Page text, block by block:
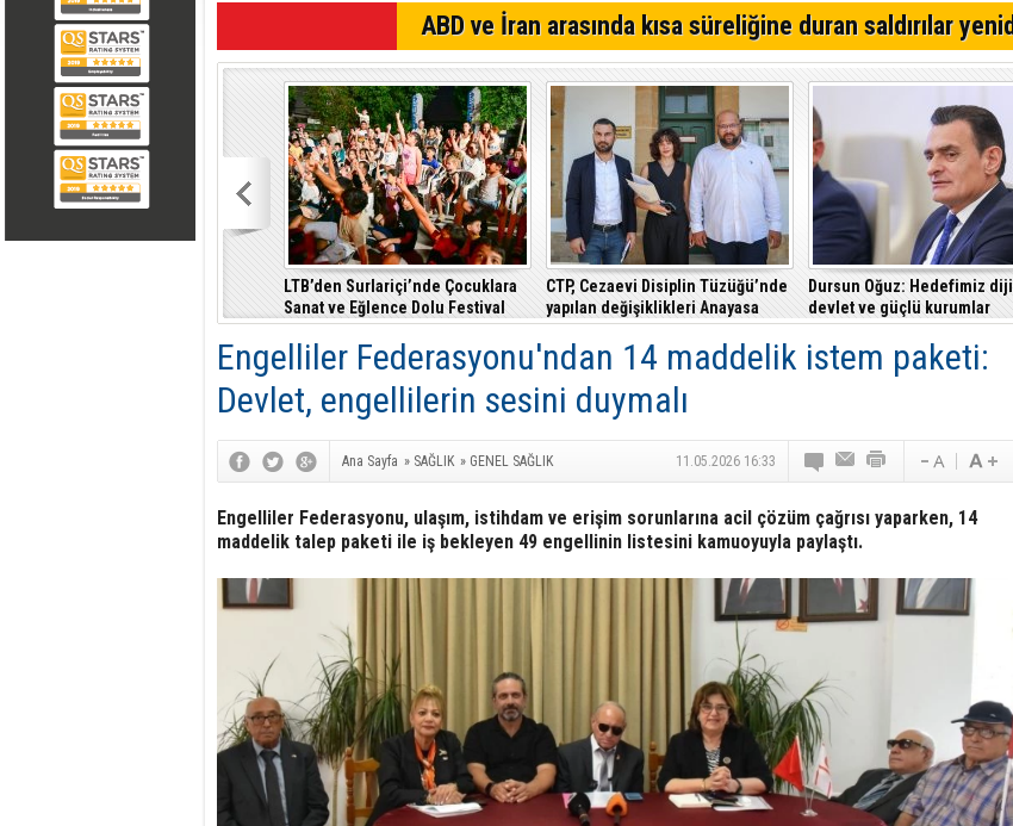
Lefkoşa'da bugün iki saatlik elektrik kesintisi
Mağusa'da kim önde? İşte son anket sonuçları...
ABD ve İran arasında kısa süreliğine duran saldırılar
LTB’den Surlariçi’nde Çocuklara
Sanat ve Eğlence Dolu Festival
CTP, Cezaevi Disiplin Tüzüğü’nde
yapılan değişiklikleri Anayasa
Mahkemesi’ne taşıdı
Dursun Oğuz: Hedefimiz
devlet ve güçlü kurumlar
Engelliler Federasyonu'ndan 14 maddelik istem paketi:
Devlet, engellilerin sesini duymalı
Ana Sayfa » SAĞLIK » GENEL SAĞLIK 11.05.2026 16:33
Engelliler Federasyonu, ulaşım, istihdam ve erişim sorunlarına acil çözüm çağrısı yaparken, 14
maddelik talep paketi ile iş bekleyen 49 engellinin listesini kamuoyuyla paylaştı.